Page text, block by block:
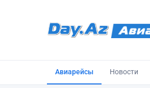
Авиарейсы Новости